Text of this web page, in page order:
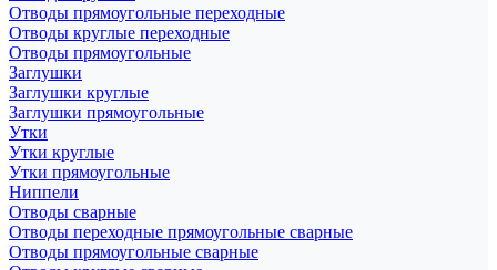
Отводы прямоугольные переходные
Отводы круглые переходные
Отводы прямоугольные
Заглушки
Заглушки круглые
Заглушки прямоугольные
Утки
Утки круглые
Утки прямоугольные
Ниппели
Отводы сварные
Отводы переходные прямоугольные сварные
Отводы прямоугольные сварные